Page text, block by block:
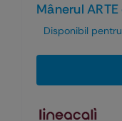
Mânerul
Disponibil